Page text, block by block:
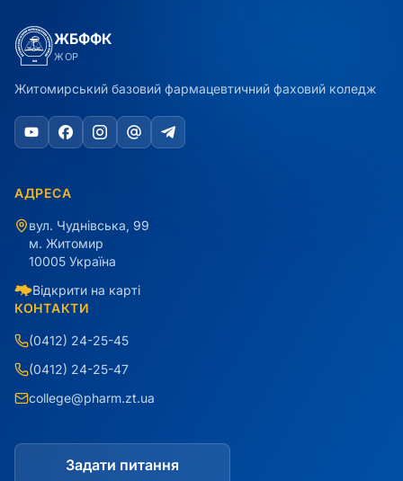
ЖБФФК
ЖОР
Житомирський базовий фармацевтичний фаховий коледж
АДРЕСА
вул. Чуднівська, 99
м. Житомир
10005 Україна
Відкрити на карті
КОНТАКТИ
(0412) 24-25-45
(0412) 24-25-47
college@pharm.zt.ua
Задати питання